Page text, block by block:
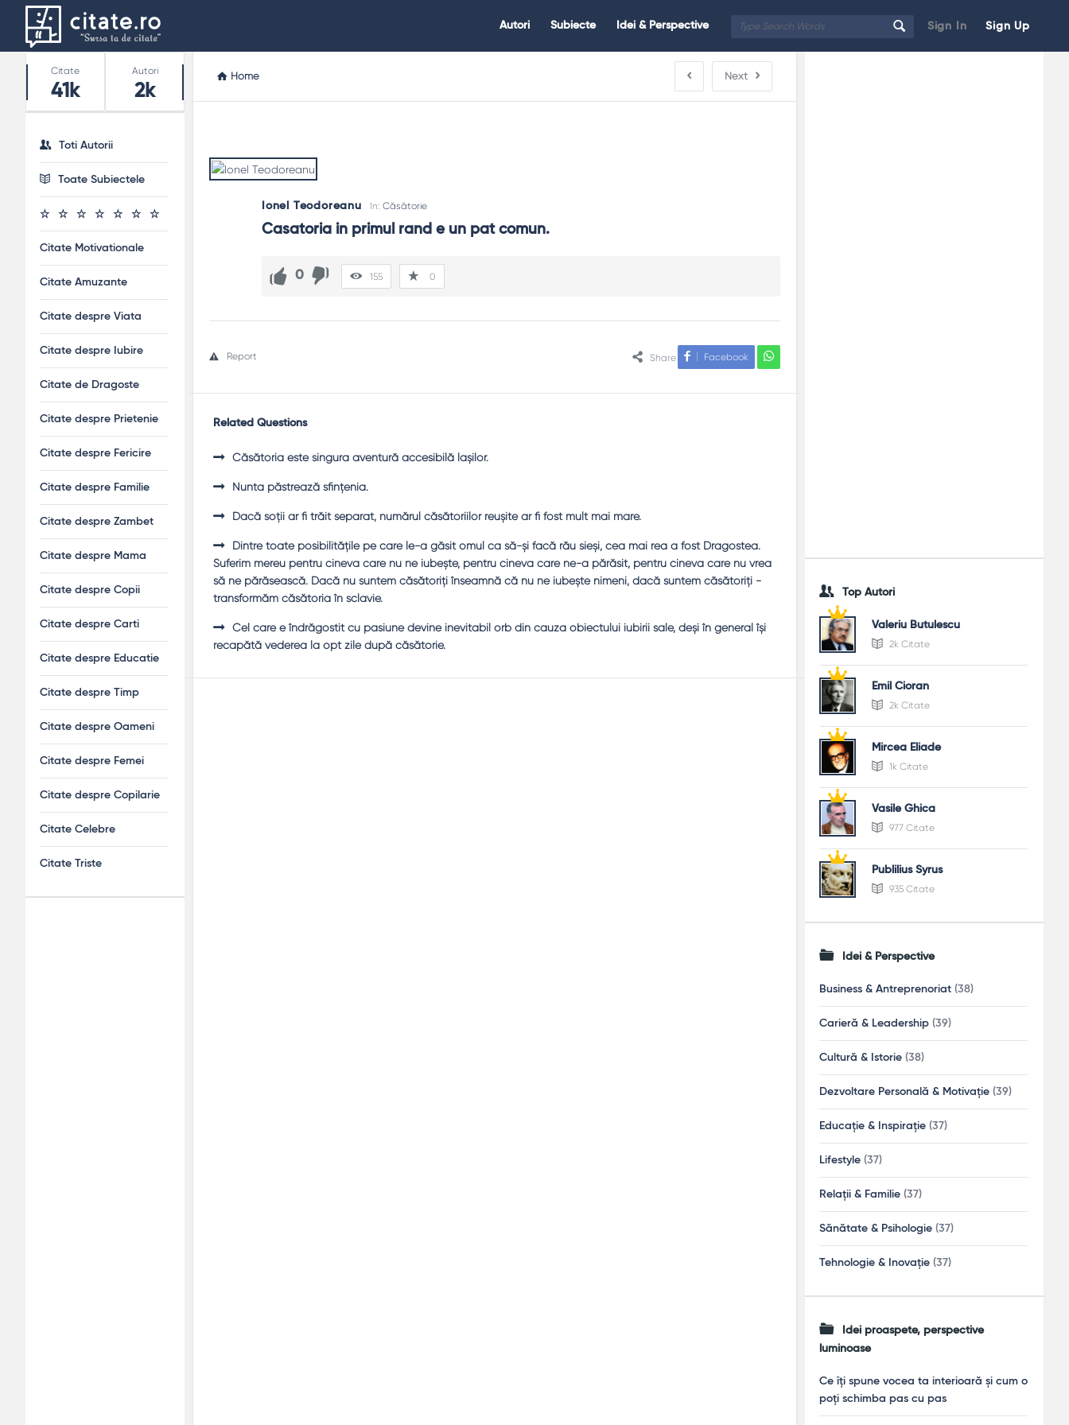
Sign In Sign Up
Citate.ro
Autori Subiecte Idei & Perspective
Home Next
Ionel Teodoreanu In: Căsătorie
Casatoria in primul rand e un pat comun.
0 155 0
Share Facebook
Report
Related Questions
Căsătoria este singura aventură accesibilă laşilor.
Nunta păstrează sfinţenia.
Dacă soţii ar fi trăit separat, numărul căsătoriilor reuşite ar fi fost mult mai mare.
Dintre toate posibilităţile pe care le-a găsit omul ca să-şi facă rău sieşi, cea mai rea a fost Dragostea.
Suferim mereu pentru cineva care nu ne iubeşte, pentru cineva care ne-a părăsit, pentru cineva care nu vrea
să ne părăsească. Dacă nu suntem căsătoriţi înseamnă că nu ne iubeşte nimeni, dacă suntem căsătoriţi -
transformăm căsătoria în sclavie.
Cel care e îndrăgostit cu pasiune devine inevitabil orb din cauza obiectului iubirii sale, deşi în general îşi
recapătă vederea la opt zile după căsătorie.
Top Autori
Valeriu Butulescu
2k Citate
Emil Cioran
2k Citate
Mircea Eliade
1k Citate
Vasile Ghica
977 Citate
Publilius Syrus
935 Citate
Idei & Perspective
Business & Antreprenoriat (38)
Carieră & Leadership (39)
Cultură & Istorie (38)
Dezvoltare Personală & Motivație (39)
Educație & Inspirație (37)
Lifestyle (37)
Relații & Familie (37)
Sănătate & Psihologie (37)
Tehnologie & Inovație (37)
Idei proaspete, perspective
luminoase
Ce îți spune vocea ta interioară și cum o
poți schimba pas cu pas
Stats
Citate
41k
Autori
2k
Toti Autorii
Toate Subiectele
Citate Motivationale
Citate Amuzante
Citate despre Viata
Citate despre Iubire
Citate de Dragoste
Citate despre Prietenie
Citate despre Fericire
Citate despre Familie
Citate despre Zambet
Citate despre Mama
Citate despre Copii
Citate despre Carti
Citate despre Educatie
Citate despre Timp
Citate despre Oameni
Citate despre Femei
Citate despre Copilarie
Citate Celebre
Citate Triste